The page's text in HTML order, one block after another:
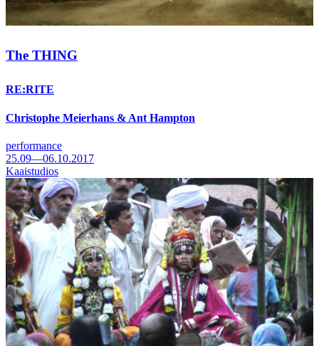
The THING
RE:RITE
Christophe Meierhans & Ant Hampton
performance
25.09—06.10.2017
Kaaistudios